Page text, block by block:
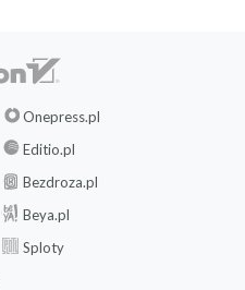
Onepress.pl
Editio.pl
Bezdroza.pl
Beya.pl
Sploty